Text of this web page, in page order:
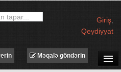
Giriş
Qeydiyyat
Məqalə göndərin